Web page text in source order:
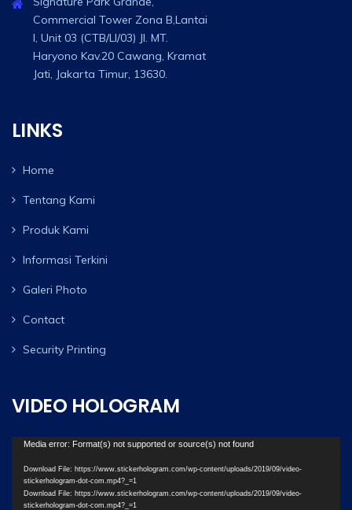
Commercial Tower Zona B,Lantai
I, Unit 03 (CTB/LI/03) Jl. MT.
Haryono Kav.20 Cawang, Kramat
Jati, Jakarta Timur, 13630.
LINKS
Home
Tentang Kami
Produk Kami
Informasi Terkini
Galeri Photo
Contact
Security Printing
VIDEO HOLOGRAM
Video
Player
Media error: Format(s) not supported or source(s) not found
Download File: https://www.stickerhologram.com/wp-content/uploads/2019/09/video-
stickerhologram-dot-com.mp4?_=1
Download File: https://www.stickerhologram.com/wp-content/uploads/2019/09/video-
stickerhologram-dot-com.mp4?_=1